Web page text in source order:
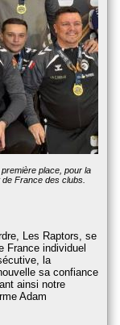
place, pour la
France des clubs.
Les Raptors, se
France individuel
la
sa confiance
ainsi notre
Adam